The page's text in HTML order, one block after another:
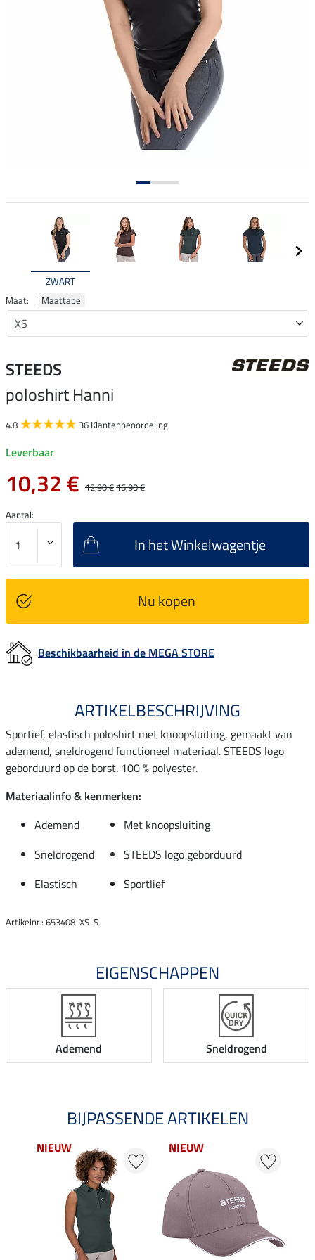
ZWART
Maat: | Maattabel
STEEDS
poloshirt Hanni
4.8 36 Klantenbeoordeling
Leverbaar
10,32 € 12,90 €16,90 €
Aantal:
In het Winkelwagentje
Nu kopen
Beschikbaarheid in de MEGA STORE
ARTIKELBESCHRIJVING
Sportief, elastisch poloshirt met knoopsluiting, gemaakt van
ademend, sneldrogend functioneel materiaal. STEEDS logo
geborduurd op de borst. 100 % polyester.
Materiaalinfo & kenmerken:
Ademend
Met knoopsluiting
Sneldrogend
STEEDS logo geborduurd
Elastisch
Sportlief
Artikelnr.: 653408-XS-S
EIGENSCHAPPEN
Ademend Sneldrogend
BIJPASSENDE ARTIKELEN
NIEUW NIEUW